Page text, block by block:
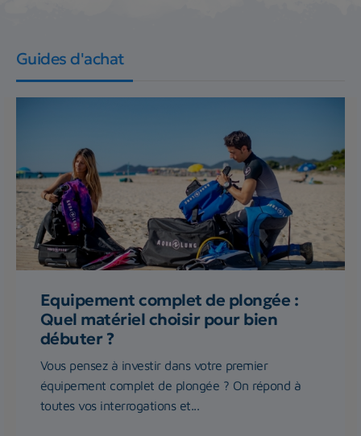
Guides d'achat
Equipement complet de plongée :
Quel matériel choisir pour bien
débuter ?
Vous pensez à investir dans votre premier
équipement complet de plongée ? On répond à
toutes vos interrogations et...